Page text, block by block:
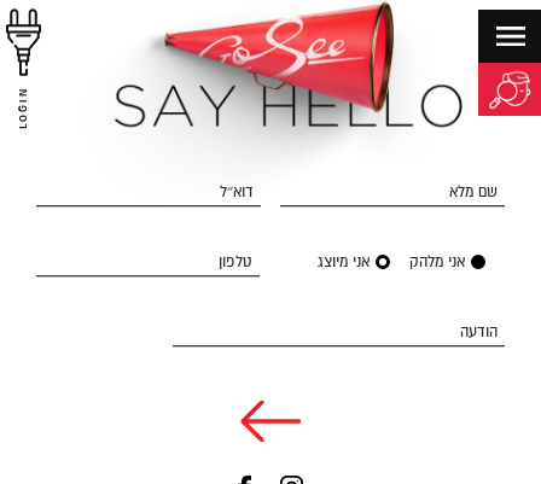
LOGIN
שם מלא דוא״ל
אני מלהק אני מיוצג טלפון
הודעה